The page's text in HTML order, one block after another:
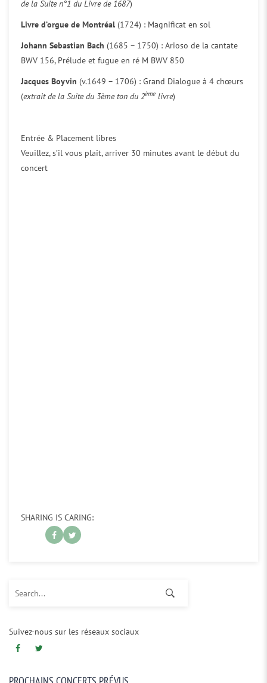
de la Suite n°1 du Livre de 1687)
Livre d’orgue de Montréal (1724) : Magnificat en sol
Johann Sebastian Bach (1685 – 1750) : Arioso de la cantate
BWV 156, Prélude et fugue en ré M BWV 850
Jacques Boyvin (v.1649 – 1706) : Grand Dialogue à 4 chœurs
(extrait de la Suite du 3ème ton du 2ème livre)
Entrée & Placement libres
Veuillez, s’il vous plaît, arriver 30 minutes avant le début du
concert
SHARING IS CARING:
Suivez-nous sur les réseaux sociaux